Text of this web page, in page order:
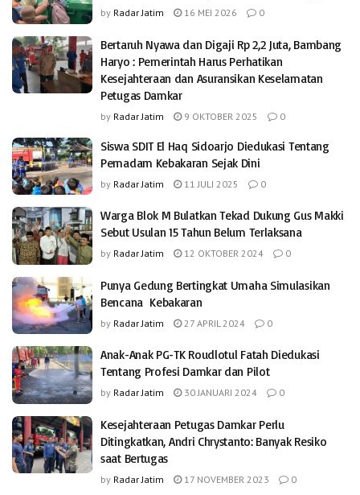
by Radar Jatim 16 MEI 2026 0
Bertaruh Nyawa dan Digaji Rp 2,2 Juta, Bambang
Haryo : Pemerintah Harus Perhatikan
Kesejahteraan dan Asuransikan Keselamatan
Petugas Damkar
by Radar Jatim 9 OKTOBER 2025 0
Siswa SDIT El Haq Sidoarjo Diedukasi Tentang
Pemadam Kebakaran Sejak Dini
by Radar Jatim 11 JULI 2025 0
Warga Blok M Bulatkan Tekad Dukung Gus Makki
Sebut Usulan 15 Tahun Belum Terlaksana
by Radar Jatim 12 OKTOBER 2024 0
Punya Gedung Bertingkat Umaha Simulasikan
Bencana Kebakaran
by Radar Jatim 27 APRIL 2024 0
Anak-Anak PG-TK Roudlotul Fatah Diedukasi
Tentang Profesi Damkar dan Pilot
by Radar Jatim 30 JANUARI 2024 0
Kesejahteraan Petugas Damkar Perlu
Ditingkatkan, Andri Chrystanto: Banyak Resiko
saat Bertugas
by Radar Jatim 17 NOVEMBER 2023 0